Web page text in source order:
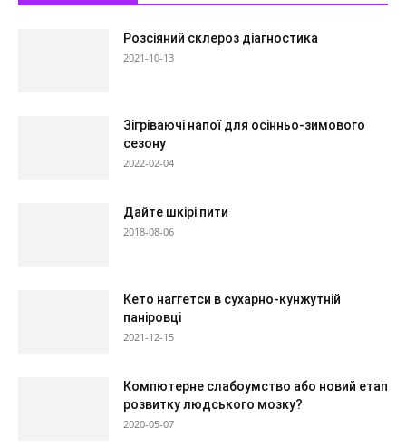
Розсіяний склероз діагностика
2021-10-13
Зігріваючі напої для осінньо-зимового
сезону
2022-02-04
Дайте шкірі пити
2018-08-06
Кето наггетси в сухарно-кунжутній
паніровці
2021-12-15
Компютерне слабоумство або новий етап
розвитку людського мозку?
2020-05-07